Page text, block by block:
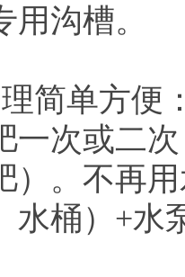
沟槽。
简单方便
一次或二
）。不再
水桶）+水